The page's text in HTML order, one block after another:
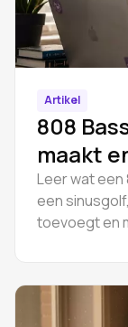
Artikel
808
maakt
Leer wat een
een
toevoegt en